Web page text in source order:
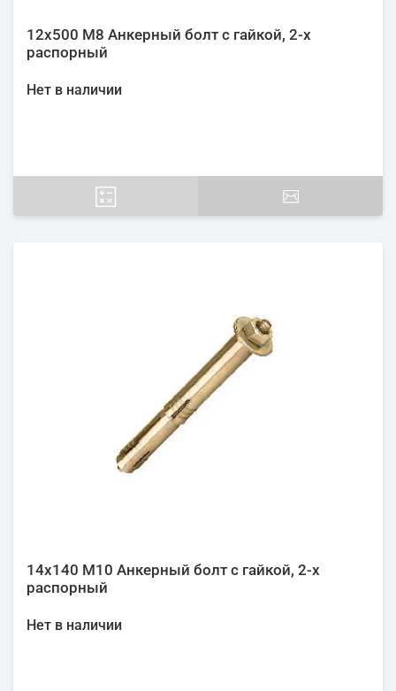
12х500 М8 Анкерный болт с гайкой, 2-х
распорный
Нет в наличии
14х140 М10 Анкерный болт с гайкой, 2-х
распорный
Нет в наличии